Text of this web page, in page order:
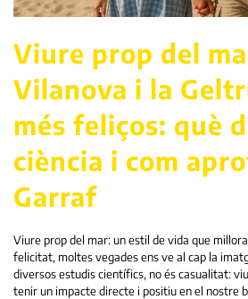
Viure prop del
Vilanova i la
més feliços: què
ciència i com
Garraf
Viure prop del mar: un estil de vida que
felicitat, moltes vegades ens ve al cap la
diversos estudis científics, no és casualitat:
tenir un impacte directe i positiu en el nostre